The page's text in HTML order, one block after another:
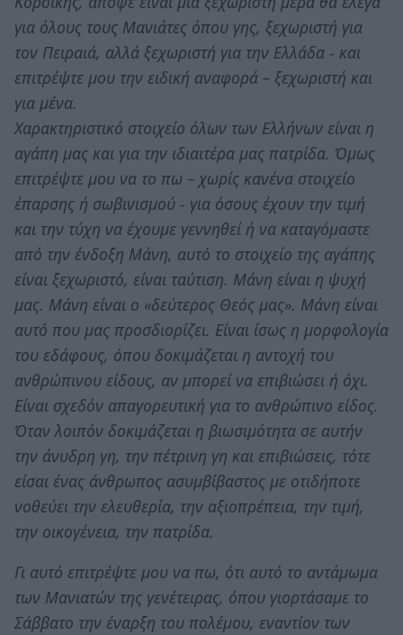
για όλους τους Μανιάτες όπου γης, ξεχωριστή για
τον Πειραιά, αλλά ξεχωριστή για την Ελλάδα - και
επιτρέψτε μου την ειδική αναφορά – ξεχωριστή και
για μένα.
Χαρακτηριστικό στοιχείο όλων των Ελλήνων είναι η
αγάπη μας και για την ιδιαιτέρα μας πατρίδα. Όμως
επιτρέψτε μου να το πω – χωρίς κανένα στοιχείο
έπαρσης ή σωβινισμού - για όσους έχουν την τιμή
και την τύχη να έχουμε γεννηθεί ή να καταγόμαστε
από την ένδοξη Μάνη, αυτό το στοιχείο της αγάπης
είναι ξεχωριστό, είναι ταύτιση. Μάνη είναι η ψυχή
μας. Μάνη είναι ο «δεύτερος Θεός μας». Μάνη είναι
αυτό που μας προσδιορίζει. Είναι ίσως η μορφολογία
του εδάφους, όπου δοκιμάζεται η αντοχή του
ανθρώπινου είδους, αν μπορεί να επιβιώσει ή όχι.
Είναι σχεδόν απαγορευτική για το ανθρώπινο είδος.
Όταν λοιπόν δοκιμάζεται η βιωσιμότητα σε αυτήν
την άνυδρη γη, την πέτρινη γη και επιβιώσεις, τότε
είσαι ένας άνθρωπος ασυμβίβαστος με οτιδήποτε
νοθεύει την ελευθερία, την αξιοπρέπεια, την τιμή,
την οικογένεια, την πατρίδα.
Γι αυτό επιτρέψτε μου να πω, ότι αυτό το αντάμωμα
των Μανιατών της γενέτειρας, όπου γιορτάσαμε το
Σάββατο την έναρξη του πολέμου, εναντίον των